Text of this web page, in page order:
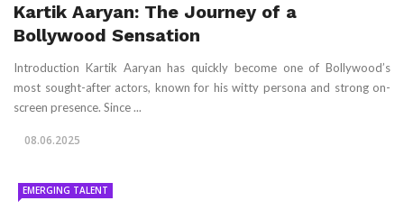
Kartik Aaryan: The Journey of a
Bollywood Sensation
Introduction Kartik Aaryan has quickly become one of Bollywood’s
most sought-after actors, known for his witty persona and strong on-
screen presence. Since ...
08.06.2025
EMERGING TALENT